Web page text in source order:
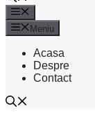
Meniu
Acasa
Despre
Contact